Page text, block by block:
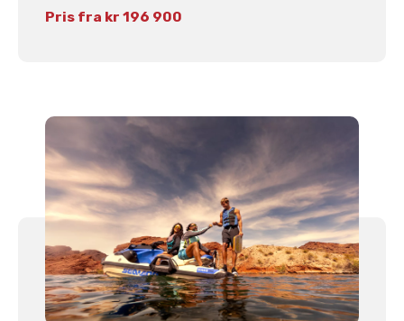
Pris fra kr 196 900